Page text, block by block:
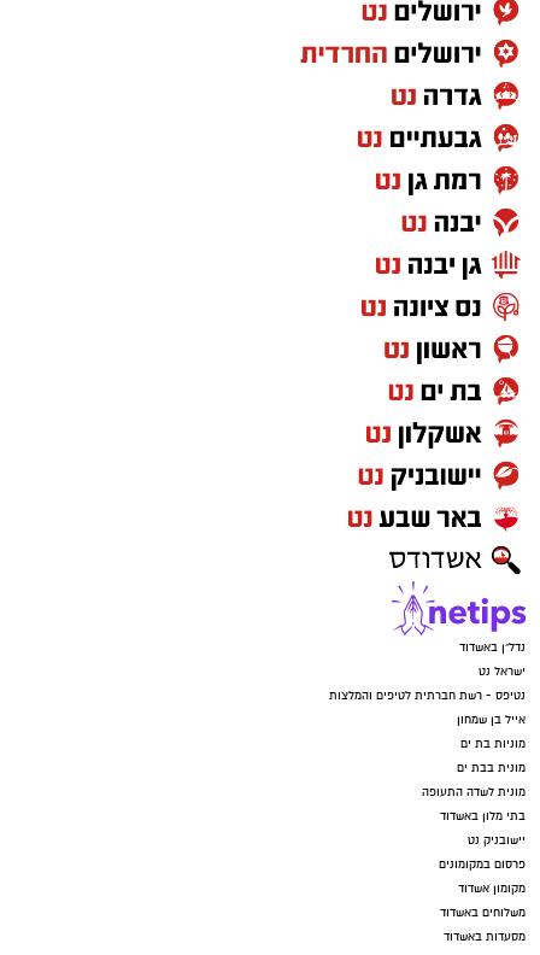
נדל"ן באשדוד
ישראל נט
נטיפס - רשת חברתית לטיפים והמלצות
אייל בן שמחון
מוניות בת ים
מונית בבת ים
מונית לשדה התעופה
בתי מלון באשדוד
יישובניק נט
פרסום במקומונים
מקומון אשדוד
משלוחים באשדוד
מסעדות באשדוד